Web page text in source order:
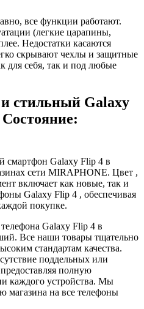
все функции работают.
(легкие царапины,
Недостатки касаются
скрывают чехлы и защитные
для себя, так и под любые
стильный Galaxy
смартфон Galaxy Flip 4 в
сети MIRAPHONE. Цвет ,
включает как новые, так и
Galaxy Flip 4 , обеспечивая
покупке.
Galaxy Flip 4 в
Все наши товары тщательно
стандартам качества.
поддельных или
полную
каждого устройства. Мы
магазина на все телефоны